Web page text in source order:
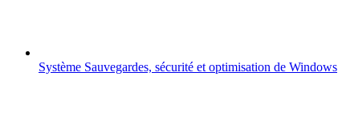
Système Sauvegardes, sécurité et optimisation de Windows